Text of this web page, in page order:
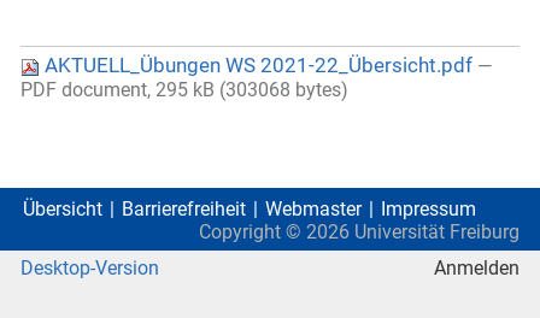
AKTUELL_Übungen WS 2021-22_Übersicht.pdf —
PDF document, 295 kB (303068 bytes)
Übersicht Barrierefreiheit Webmaster
Impressum
Copyright © 2026 Universität Freiburg
Desktop-Version
Anmelden